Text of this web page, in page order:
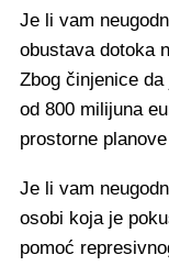
Je li vam
obustava dotoka
Zbog činjenice
od 800 milijuna
prostorne
Je li vam
osobi koja je
pomoć